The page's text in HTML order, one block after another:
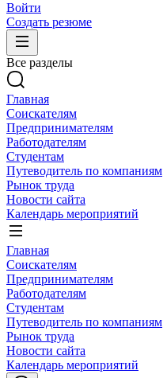
Войти
Создать резюме
Все разделы
Главная
Соискателям
Предпринимателям
Работодателям
Студентам
Путеводитель по компаниям
Рынок труда
Новости сайта
Календарь мероприятий
Главная
Соискателям
Предпринимателям
Работодателям
Студентам
Путеводитель по компаниям
Рынок труда
Новости сайта
Календарь мероприятий